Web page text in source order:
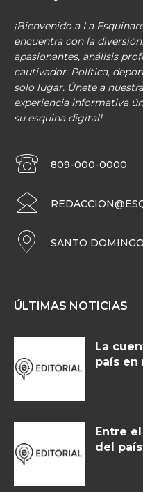
¡Bienvenido a La
encuentra con la
apasionantes, análisis
cautivador. Política,
solo lugar. Únete a
experiencia informativa
su esquina digital!
809-000-0000
SANTO DOMINGO
ÚLTIMAS NOTICIAS
La
país
Entre
del país